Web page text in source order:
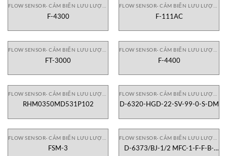
F-4300 F-111AC
FT-3000 F-4400
RHM0350MD531P102 D-6320-HGD-22-SV-99-0-S-DM
FSM-3
D-6373/BJ-1/2 MFC-1-F-F-B-